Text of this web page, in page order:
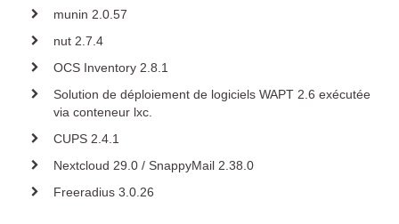
NetSupport School
munin 2.0.57
nut 2.7.4
OCS Inventory 2.8.1
Solution de déploiement de logiciels WAPT 2.6 exécutée
via conteneur lxc.
CUPS 2.4.1
Nextcloud 29.0 / SnappyMail 2.38.0
Freeradius 3.0.26